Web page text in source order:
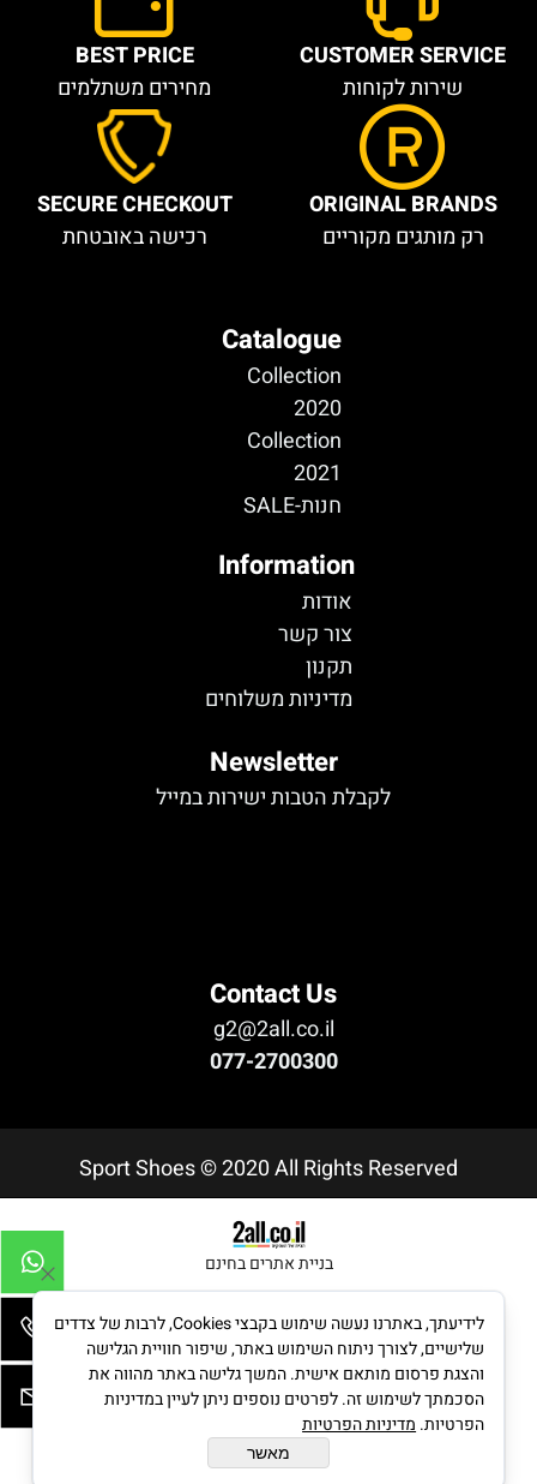
CUSTOMER SERVICE
שירות לקוחות
BEST PRICE
מחירים משתלמים
ORIGINAL BRANDS
רק מותגים מקוריים
SECURE CHECKOUT
רכישה באובטחת
Catalogue
Collection
2020
Collection
2021
חנות-SALE
Information
אודות
צור קשר
תקנון
מדיניות משלוחים
Newsletter
לקבלת הטבות ישירות במייל
Contact Us
g2@2all.co.il
077-2700300
Sport Shoes © 2020 All Rights Reserved
בניית אתרים בחינם
לידיעתך, באתרנו נעשה שימוש בקבצי Cookies, לרבות של צדדים
שלישיים, לצורך ניתוח השימוש באתר, שיפור חוויית הגלישה
והצגת פרסום מותאם אישית. המשך גלישה באתר מהווה את
הסכמתך לשימוש זה. לפרטים נוספים ניתן לעיין במדיניות
הפרטיות. מדיניות הפרטיות
מאשר